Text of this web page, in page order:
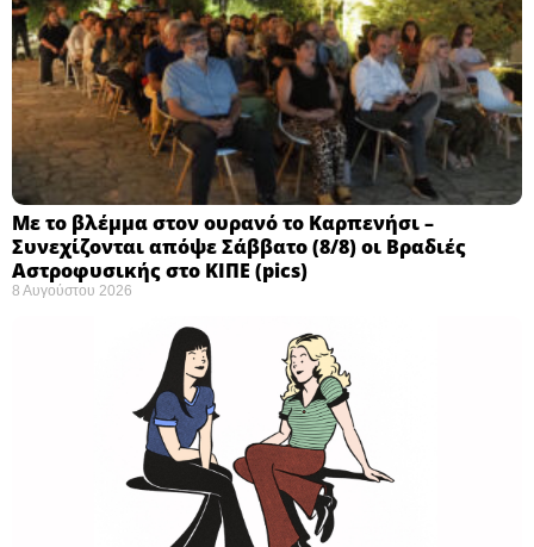
Με το βλέμμα στον ουρανό το Καρπενήσι –
Συνεχίζονται απόψε Σάββατο (8/8) οι Βραδιές
Αστροφυσικής στο ΚΙΠΕ (pics)
8 Αυγούστου 2026